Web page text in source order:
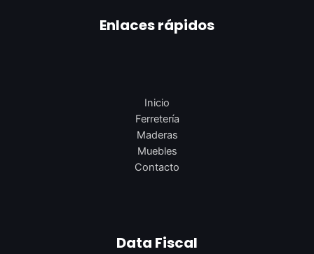
Enlaces rápidos
Inicio
Ferretería
Maderas
Muebles
Contacto
Data Fiscal